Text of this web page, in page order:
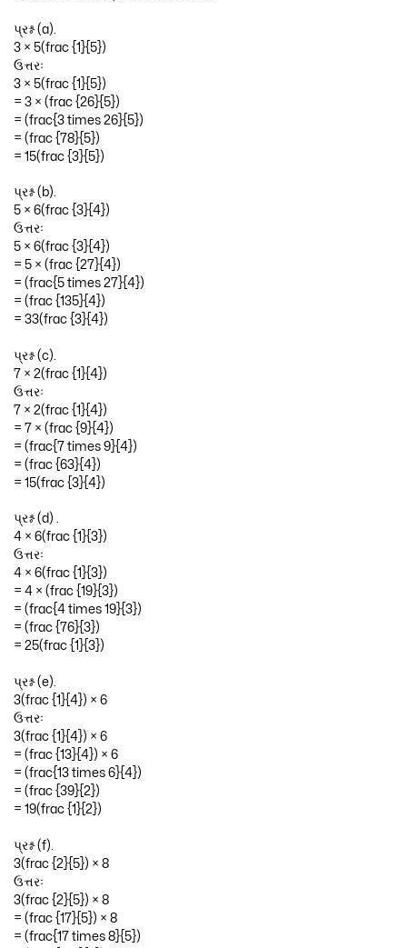
પ્રશ્ન (a).
3 × 5(frac {1}{5})
ઉત્તરઃ
3 × 5(frac {1}{5})
= 3 × (frac {26}{5})
= (frac{3 times 26}{5})
= (frac {78}{5})
= 15(frac {3}{5})
પ્રશ્ન (b).
5 × 6(frac {3}{4})
ઉત્તરઃ
5 × 6(frac {3}{4})
= 5 × (frac {27}{4})
= (frac{5 times 27}{4})
= (frac {135}{4})
= 33(frac {3}{4})
પ્રશ્ન (c).
7 × 2(frac {1}{4})
ઉત્તરઃ
7 × 2(frac {1}{4})
= 7 × (frac {9}{4})
= (frac{7 times 9}{4})
= (frac {63}{4})
= 15(frac {3}{4})
પ્રશ્ન (d) .
4 × 6(frac {1}{3})
ઉત્તરઃ
4 × 6(frac {1}{3})
= 4 × (frac {19}{3})
= (frac{4 times 19}{3})
= (frac {76}{3})
= 25(frac {1}{3})
પ્રશ્ન (e).
3(frac {1}{4}) × 6
ઉત્તરઃ
3(frac {1}{4}) × 6
= (frac {13}{4}) × 6
= (frac{13 times 6}{4})
= (frac {39}{2})
= 19(frac {1}{2})
પ્રશ્ન (f).
3(frac {2}{5}) × 8
ઉત્તરઃ
3(frac {2}{5}) × 8
= (frac {17}{5}) × 8
= (frac{17 times 8}{5})